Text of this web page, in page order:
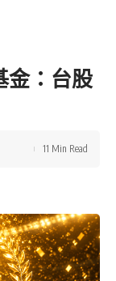
金：台股
11 Min Read